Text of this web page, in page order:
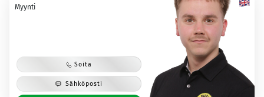
Myynti
Soita
Sähköposti